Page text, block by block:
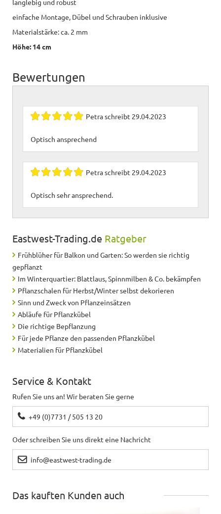
einfache Montage, Dübel und Schrauben inklusive
Materialstärke: ca. 2 mm
Höhe: 14 cm
Bewertungen
Petraschreibt 29.04.2023
Optisch ansprechend
Petraschreibt 29.04.2023
Optisch sehr ansprechend.
Eastwest-Trading.de Ratgeber
Frühblüher für Balkon und Garten: So werden sie richtig
gepflanzt
Im Winterquartier: Blattlaus, Spinnmilben & Co. bekämpfen
Pflanzschalen für Herbst/Winter selbst dekorieren
Sinn und Zweck von Pflanzeinsätzen
Abläufe für Pflanzkübel
Die richtige Bepflanzung
Für jede Pflanze den passenden Pflanzkübel
Materialien für Pflanzkübel
Service & Kontakt
Rufen Sie uns an! Wir beraten Sie gerne
+49 (0)7731 / 505 13 20
Oder schreiben Sie uns direkt eine Nachricht
info@eastwest-trading.de
Das kauften Kunden auch